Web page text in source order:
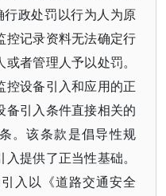
政处罚以行为人为原
控记录资料无法确定行
者管理人予以处罚。
控设备引入和应用的正
备引入条件直接相关的
。该条款是倡导性规
提供了正当性基础。
入以《道路交通安全